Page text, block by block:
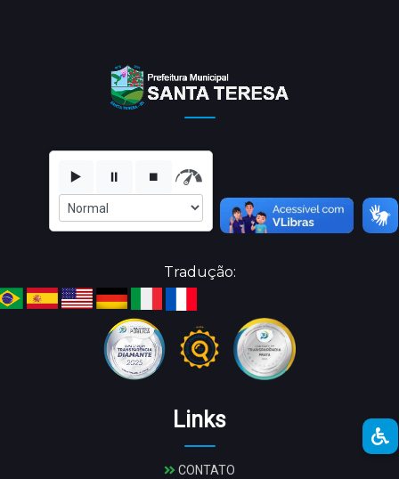
▶️ ⏸️ ⏹️
Tradução:
Links
CONTATO